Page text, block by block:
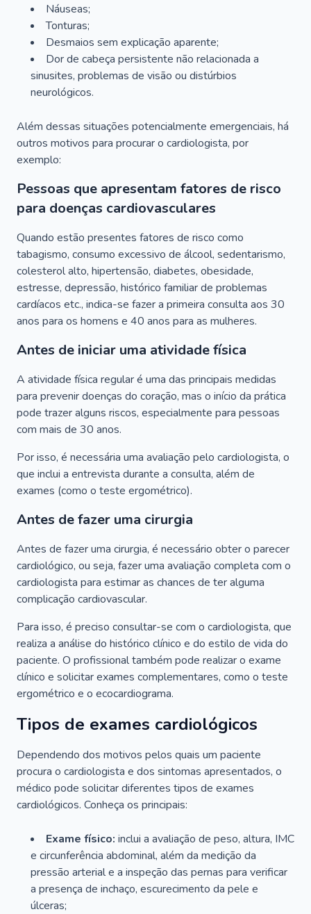
Náuseas;
Tonturas;
Desmaios sem explicação aparente;
Dor de cabeça persistente não relacionada a
sinusites, problemas de visão ou distúrbios
neurológicos.
Além dessas situações potencialmente emergenciais, há
outros motivos para procurar o cardiologista, por
exemplo:
Pessoas que apresentam fatores de risco
para doenças cardiovasculares
Quando estão presentes fatores de risco como
tabagismo, consumo excessivo de álcool, sedentarismo,
colesterol alto, hipertensão, diabetes, obesidade,
estresse, depressão, histórico familiar de problemas
cardíacos etc., indica-se fazer a primeira consulta aos 30
anos para os homens e 40 anos para as mulheres.
Antes de iniciar uma atividade física
A atividade física regular é uma das principais medidas
para prevenir doenças do coração, mas o início da prática
pode trazer alguns riscos, especialmente para pessoas
com mais de 30 anos.
Por isso, é necessária uma avaliação pelo cardiologista, o
que inclui a entrevista durante a consulta, além de
exames (como o teste ergométrico).
Antes de fazer uma cirurgia
Antes de fazer uma cirurgia, é necessário obter o parecer
cardiológico, ou seja, fazer uma avaliação completa com o
cardiologista para estimar as chances de ter alguma
complicação cardiovascular.
Para isso, é preciso consultar-se com o cardiologista, que
realiza a análise do histórico clínico e do estilo de vida do
paciente. O profissional também pode realizar o exame
clínico e solicitar exames complementares, como o teste
ergométrico e o ecocardiograma.
Tipos de exames cardiológicos
Dependendo dos motivos pelos quais um paciente
procura o cardiologista e dos sintomas apresentados, o
médico pode solicitar diferentes tipos de exames
cardiológicos. Conheça os principais:
Exame físico: inclui a avaliação de peso, altura, IMC
e circunferência abdominal, além da medição da
pressão arterial e a inspeção das pernas para verificar
a presença de inchaço, escurecimento da pele e
úlceras;